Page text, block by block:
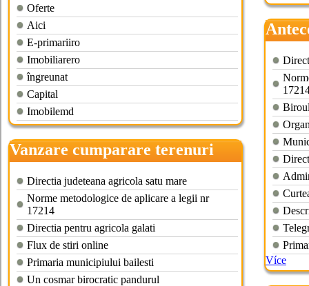
Oferte
Aici
E-primariiro
Imobiliarero
îngreunat
Capital
Imobilemd
Vanzare cumparare terenuri
agricole
Directia judeteana agricola satu mare
Norme metodologice de aplicare a legii nr
17214
Directia pentru agricola galati
Flux de stiri online
Primaria municipiului bailesti
Un cosmar birocratic pandurul
Více